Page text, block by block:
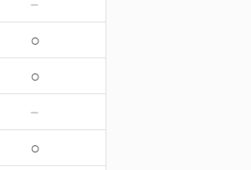
－
○
○
－
○